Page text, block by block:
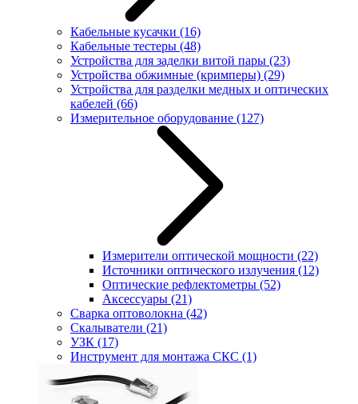
Кабельные кусачки (16)
Кабельные тестеры (48)
Устройства для заделки витой пары (23)
Устройства обжимные (кримперы) (29)
Устройства для разделки медных и оптических
кабелей (66)
Измерительное оборудование (127)
Измерители оптической мощности (22)
Источники оптического излучения (12)
Оптические рефлектометры (52)
Аксессуары (21)
Сварка оптоволокна (42)
Скалыватели (21)
УЗК (17)
Инструмент для монтажа СКС (1)